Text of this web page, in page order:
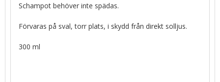
Schampot behöver inte spädas.
Förvaras på sval, torr plats, i skydd från direkt solljus.
300 ml